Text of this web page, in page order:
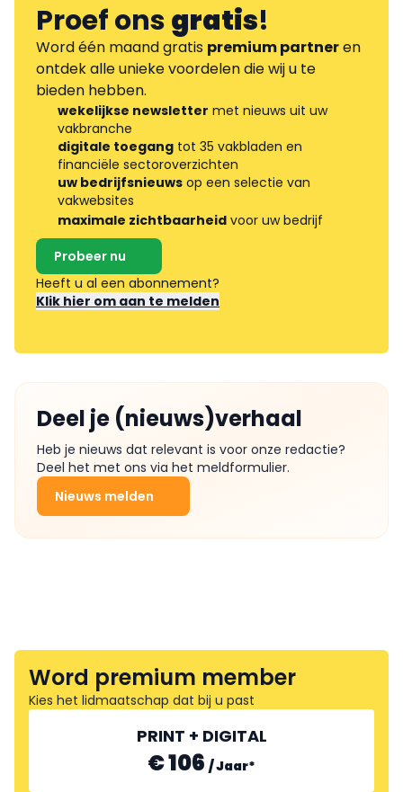
Proef onsgratis!
Word één maand gratis premium partneren
ontdek alle unieke voordelen die wij u te
bieden hebben.
wekelijkse newsletter met nieuws uit uw
vakbranche
digitale toegang tot 35 vakbladen en
financiële sectoroverzichten
uw bedrijfsnieuws op een selectie van
vakwebsites
maximale zichtbaarheid voor uw bedrijf
Probeer nu
Heeft u al een abonnement?
Klik hier om aan te melden
Deel je (nieuws)verhaal
Heb je nieuws dat relevant is voor onze redactie?
Deel het met ons via het meldformulier.
Nieuws melden
Word premium member
Kies het lidmaatschap dat bij u past
PRINT + DIGITAL
€ 106 /Jaar*